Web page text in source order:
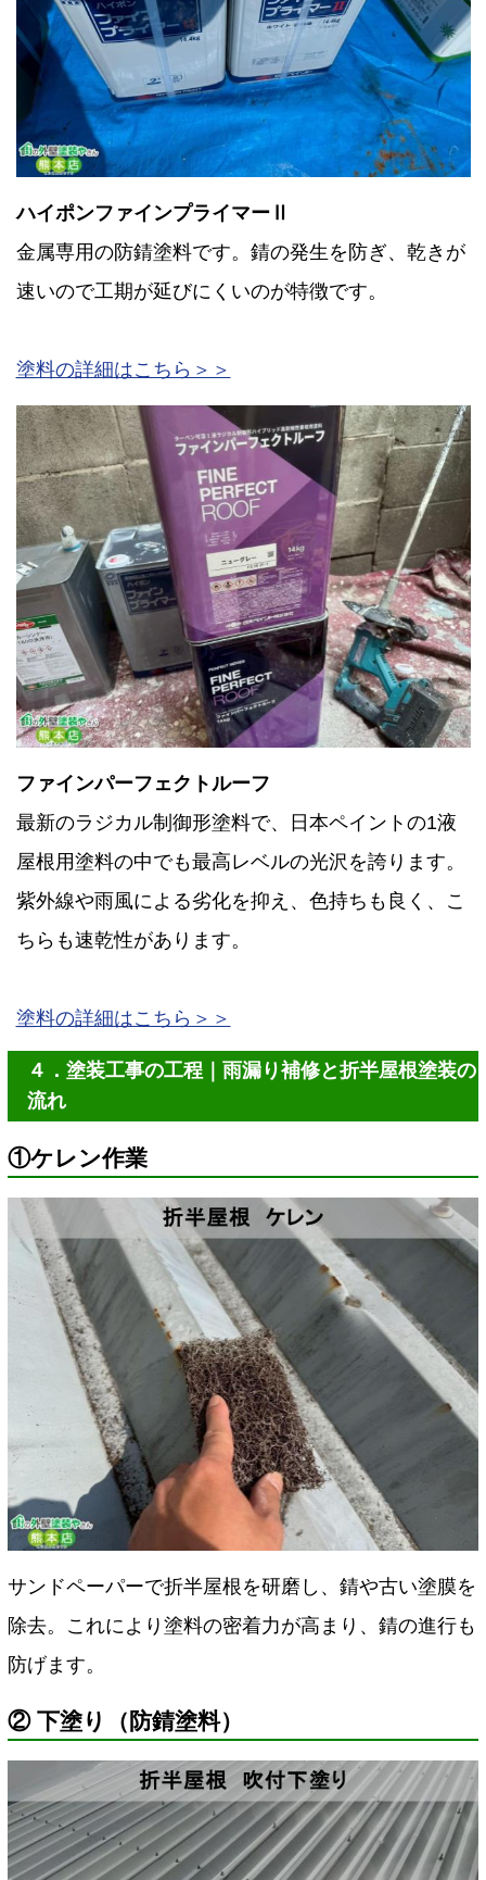
ハイポンファインプライマーⅡ
金属専用の防錆塗料です。錆の発生を防ぎ、乾きが
速いので工期が延びにくいのが特徴です。
塗料の詳細はこちら＞＞
ファインパーフェクトルーフ
最新のラジカル制御形塗料で、日本ペイントの1液
屋根用塗料の中でも最高レベルの光沢を誇ります。
紫外線や雨風による劣化を抑え、色持ちも良く、こ
ちらも速乾性があります。
塗料の詳細はこちら＞＞
４．塗装工事の工程｜雨漏り補修と折半屋根塗装の
流れ
①ケレン作業
サンドペーパーで折半屋根を研磨し、錆や古い塗膜を
除去。これにより塗料の密着力が高まり、錆の進行も
防げます。
② 下塗り（防錆塗料）